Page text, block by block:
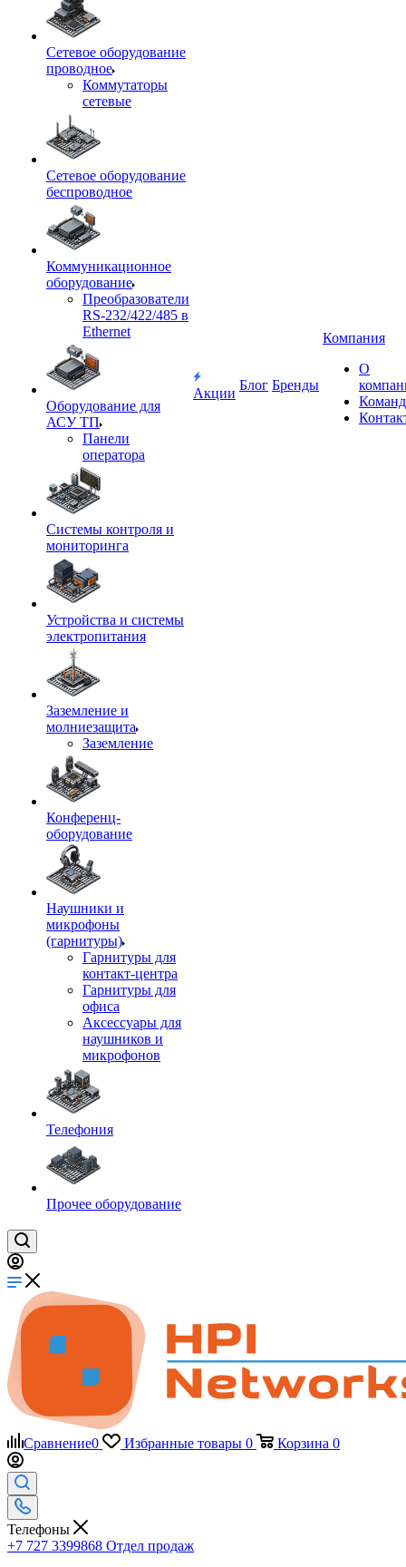
Сетевое оборудование
проводное
Коммутаторы
сетевые
Сетевое оборудование
беспроводное
Коммуникационное
оборудование
Преобразователи
RS-232/422/485 в
Ethernet
Оборудование для
АСУ ТП
Панели
оператора
Системы контроля и
мониторинга
Устройства и системы
электропитания
Заземление и
молниезащита
Заземление
Конференц-
оборудование
Наушники и
микрофоны
(гарнитуры)
Гарнитуры для
контакт-центра
Гарнитуры для
офиса
Аксессуары для
наушников и
микрофонов
Телефония
Прочее оборудование
Акции
Блог Бренды
Компания
О
Сравнение0 Избранные товары 0 Корзина 0
Телефоны
+7 727 3399868 Отдел продаж